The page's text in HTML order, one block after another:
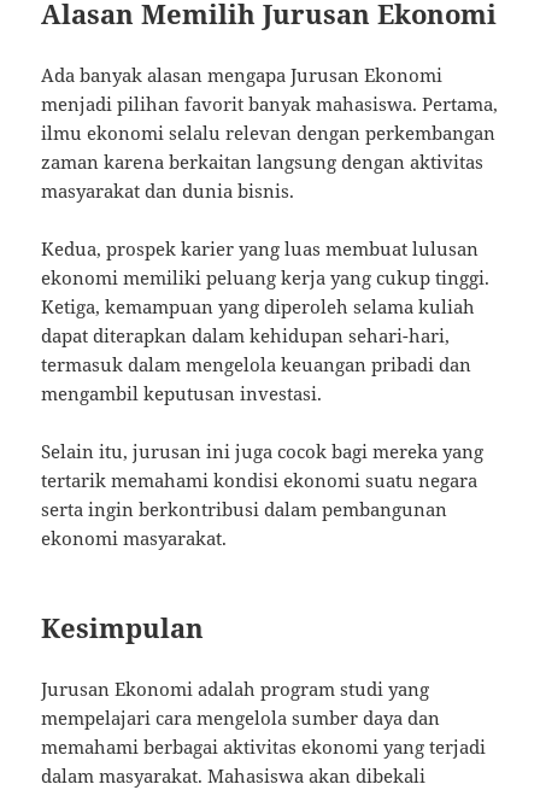
Alasan Memilih Jurusan Ekonomi
Ada banyak alasan mengapa Jurusan Ekonomi
menjadi pilihan favorit banyak mahasiswa. Pertama,
ilmu ekonomi selalu relevan dengan perkembangan
zaman karena berkaitan langsung dengan aktivitas
masyarakat dan dunia bisnis.
Kedua, prospek karier yang luas membuat lulusan
ekonomi memiliki peluang kerja yang cukup tinggi.
Ketiga, kemampuan yang diperoleh selama kuliah
dapat diterapkan dalam kehidupan sehari-hari,
termasuk dalam mengelola keuangan pribadi dan
mengambil keputusan investasi.
Selain itu, jurusan ini juga cocok bagi mereka yang
tertarik memahami kondisi ekonomi suatu negara
serta ingin berkontribusi dalam pembangunan
ekonomi masyarakat.
Kesimpulan
Jurusan Ekonomi adalah program studi yang
mempelajari cara mengelola sumber daya dan
memahami berbagai aktivitas ekonomi yang terjadi
dalam masyarakat. Mahasiswa akan dibekali